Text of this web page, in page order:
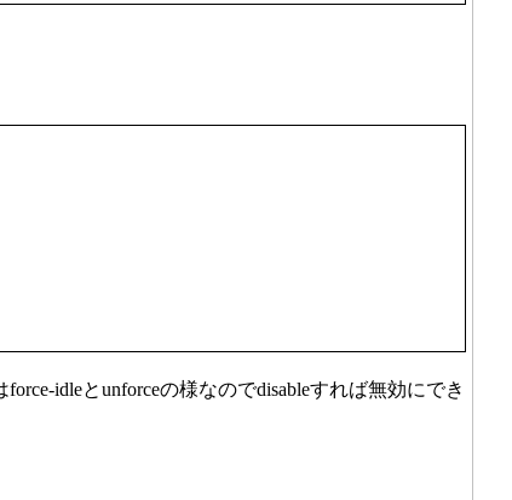
idleとunforceの様なのでdisableすれば無効にでき